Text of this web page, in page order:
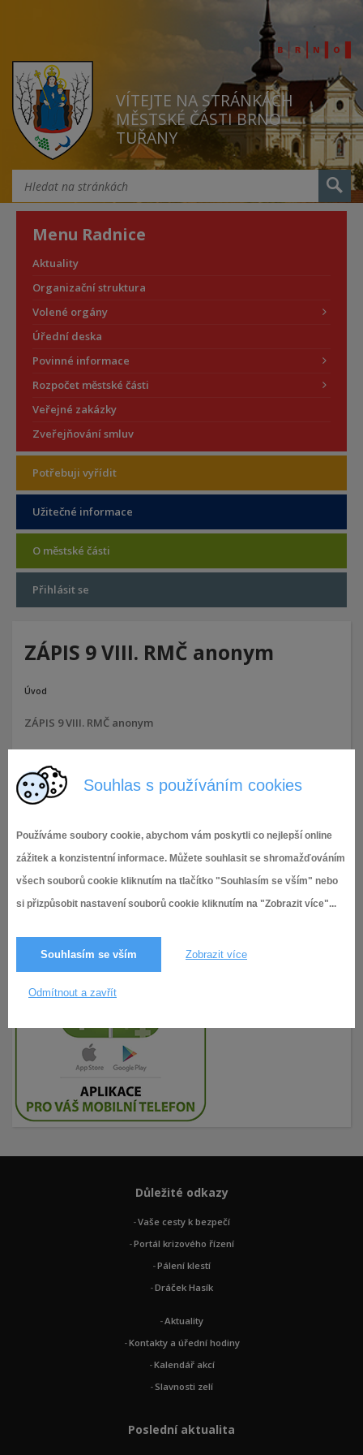
Souhlas s používáním cookies
Používáme soubory cookie, abychom vám poskytli co nejlepší online
zážitek a konzistentní informace. Můžete souhlasit se shromažďováním
všech souborů cookie kliknutím na tlačítko "Souhlasím se vším" nebo
si přizpůsobit nastavení souborů cookie kliknutím na "Zobrazit více"...
Souhlasím se vším Zobrazit více
Odmítnout a zavřít
VÍTEJTE NA STRÁNKÁCH
MĚSTSKÉ ČÁSTI BRNO
TUŘANY
Menu Radnice
Aktuality
Organizační struktura
Volené orgány
Úřední deska
Povinné informace
Rozpočet městské části
Veřejné zakázky
Zveřejňování smluv
Potřebuji vyřídit
Užitečné informace
O městské části
Přihlásit se
ZÁPIS 9 VIII. RMČ anonym
Úvod
ZÁPIS 9 VIII. RMČ anonym
21.2.2019
Důležité odkazy
Vaše cesty k bezpečí
Portál krizového řízení
Pálení klestí
Dráček Hasík
Aktuality
Kontakty a úřední hodiny
Kalendář akcí
Slavnosti zelí
Poslední aktualita